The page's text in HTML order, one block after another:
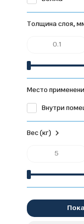
Толщина слоя,
Место
Внутри
Вес (кг)